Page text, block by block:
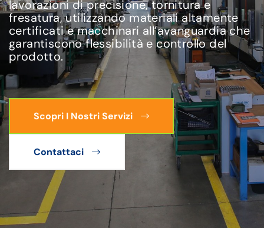
lavorazioni di precisione, tornitura e
fresatura, utilizzando materiali altamente
certificati e macchinari all’avanguardia che
garantiscono flessibilità e controllo del
prodotto.
Scopri I Nostri Servizi
Contattaci